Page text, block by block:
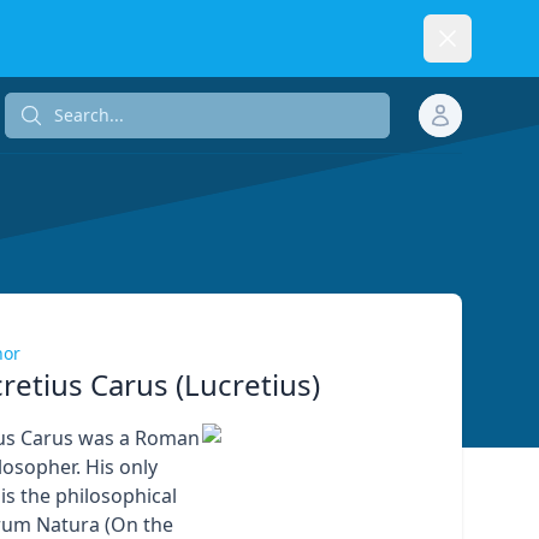
Search...
Carus (Lucretius)
Carus was a Roman
His only
the philosophical
Natura (On the